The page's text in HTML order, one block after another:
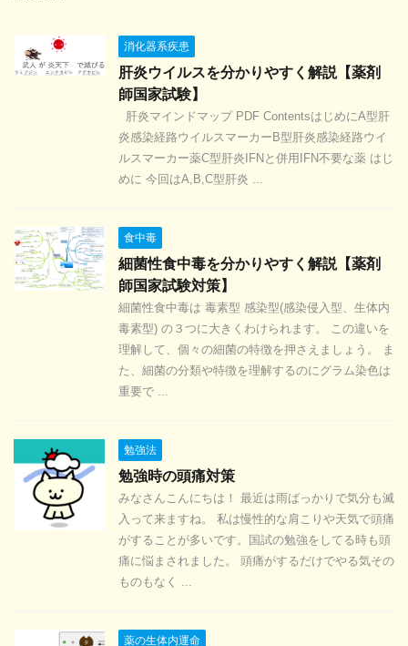
消化器系疾患
肝炎ウイルスを分かりやすく解説【薬剤
師国家試験】
肝炎マインドマップ PDF ContentsはじめにA型肝
炎感染経路ウイルスマーカーB型肝炎感染経路ウイ
ルスマーカー薬C型肝炎IFNと併用IFN不要な薬 はじ
めに 今回はA,B,C型肝炎 ...
食中毒
細菌性食中毒を分かりやすく解説【薬剤
師国家試験対策】
細菌性食中毒は 毒素型 感染型(感染侵入型、生体内
毒素型) の３つに大きくわけられます。 この違いを
理解して、個々の細菌の特徴を押さえましょう。 ま
た、細菌の分類や特徴を理解するのにグラム染色は
重要で ...
勉強法
勉強時の頭痛対策
みなさんこんにちは！ 最近は雨ばっかりで気分も滅
入って来ますね。 私は慢性的な肩こりや天気で頭痛
がすることが多いです。国試の勉強をしてる時も頭
痛に悩まされました。 頭痛がするだけでやる気その
ものもなく ...
薬の生体内運命